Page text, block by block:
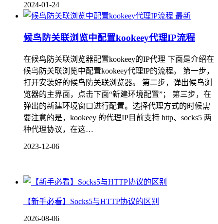
2024-01-24
最新
候鸟防关联浏览中配置kookeey代理IP流程
在候鸟防关联浏览器配置kookeey的IP代理 下面是介绍在
候鸟防关联浏览中配置kookeey代理IP的流程。 第一步，
打开安装好的候鸟防关联浏览器。 第二步，弹出候鸟浏
览器的主界面，点击下面“新建环境配置”； 第三步，在
弹出的新建环境窗口进行配置。选择代理方式的时候需
要注意的是，kookeey 的代理IP目前支持 http、socks5 两
种代理协议，在这…
2023-12-06
【新手必看】Socks5与HTTP协议的区别
2026-08-06